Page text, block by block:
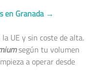
en Granada →
UE y sin coste de alta.
según tu volumen
a operar desde